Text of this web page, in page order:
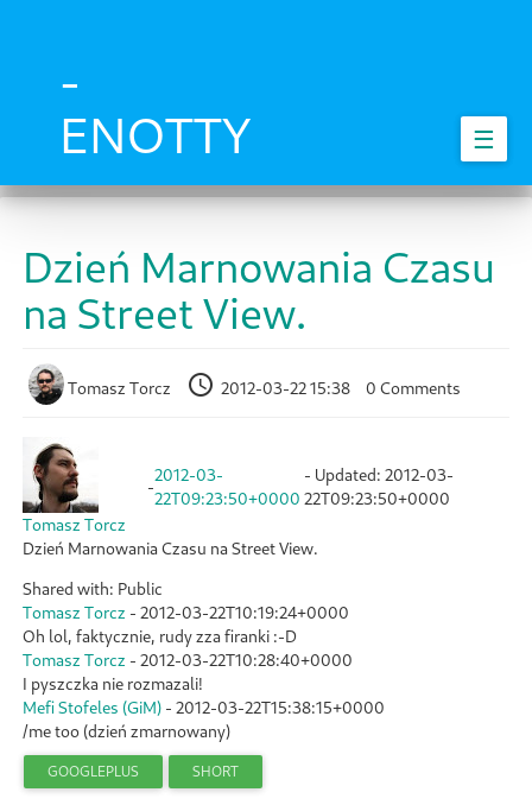
-
ENOTTY
☰
Dzień Marnowania Czasu
na Street View.
Tomasz Torcz 2012-03-22 15:38 0 Comments
Tomasz Torcz
-
2012-03-
22T09:23:50+0000
- Updated: 2012-03-
22T09:23:50+0000
Dzień Marnowania Czasu na Street View.
Shared with: Public
Tomasz Torcz - 2012-03-22T10:19:24+0000
Oh lol, faktycznie, rudy zza firanki :-D
Tomasz Torcz - 2012-03-22T10:28:40+0000
I pyszczka nie rozmazali!
Mefi Stofeles (GiM) - 2012-03-22T15:38:15+0000
/me too (dzień zmarnowany)
GOOGLEPLUS SHORT